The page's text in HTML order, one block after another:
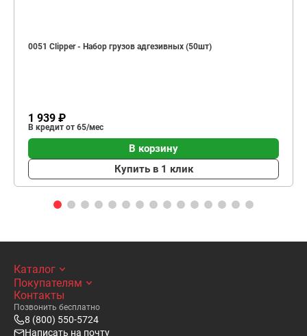
0051 Clipper - Набор грузов адгезивных (50шт)
1 939 ₽
В кредит от 65/мес
В корзину
Купить в 1 клик
Каталог
Покупателям
Контакты
Позвонить бесплатно
8 (800) 550-5724
Написать на почту